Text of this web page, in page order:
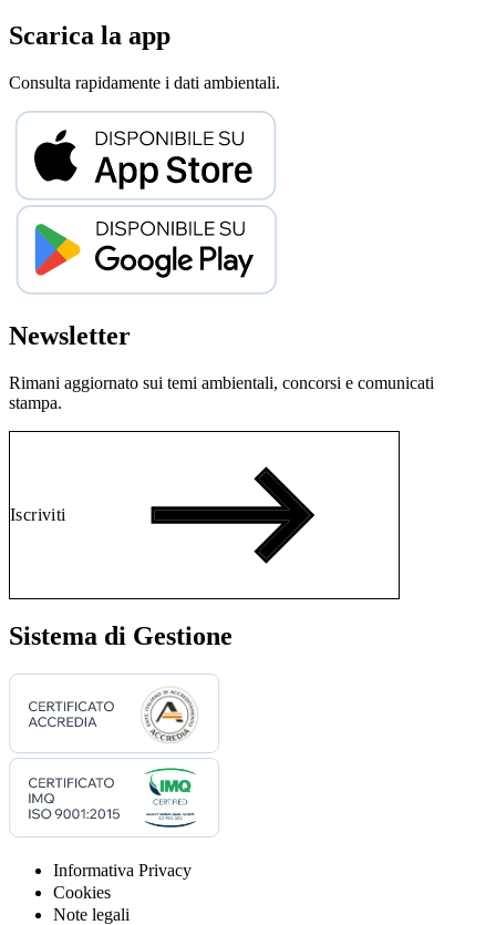
Scarica la app
Consulta rapidamente i dati ambientali.
Newsletter
Rimani aggiornato sui temi ambientali, concorsi e comunicati
stampa.
Iscriviti
Sistema di Gestione
Informativa Privacy
Cookies
Note legali